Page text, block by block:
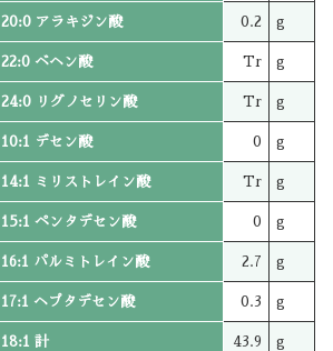
20:0 アラキジン酸 0.2 g
22:0 ベヘン酸 Tr g
24:0 リグノセリン酸 Tr g
10:1 デセン酸 0 g
14:1 ミリストレイン酸 Tr g
15:1 ペンタデセン酸 0 g
16:1 パルミトレイン酸 2.7 g
17:1 ヘプタデセン酸 0.3 g
18:1 計 43.9 g